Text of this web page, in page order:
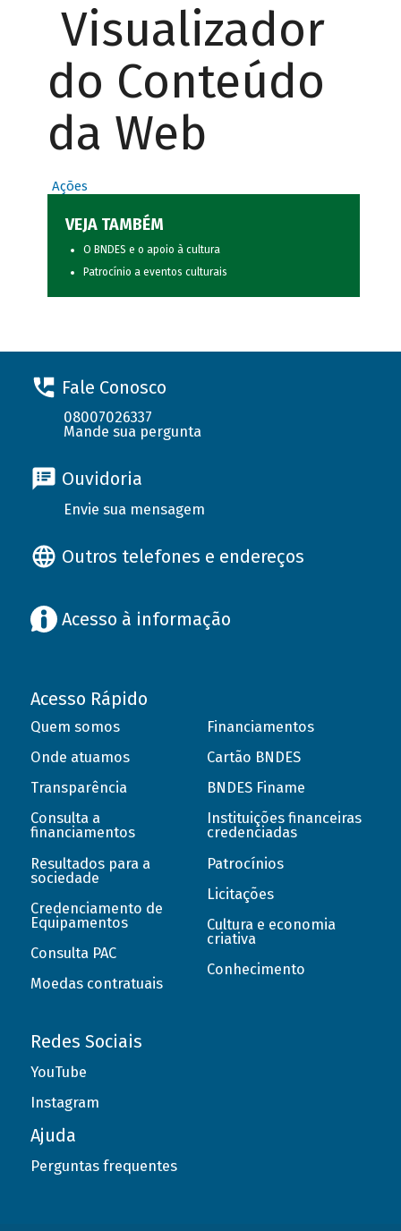
Visualizador
do Conteúdo
da Web
Ações
VEJA TAMBÉM
O BNDES e o apoio à cultura
Patrocínio a eventos culturais
Fale Conosco
08007026337
Mande sua pergunta
Ouvidoria
Envie sua mensagem
Outros telefones e endereços
Acesso à informação
Acesso Rápido
Quem somos
Onde atuamos
Transparência
Consulta a
financiamentos
Resultados para a
sociedade
Credenciamento de
Equipamentos
Consulta PAC
Moedas contratuais
Financiamentos
Cartão BNDES
BNDES Finame
Instituições financeiras
credenciadas
Patrocínios
Licitações
Cultura e economia
criativa
Conhecimento
Redes Sociais
YouTube
Instagram
Ajuda
Perguntas frequentes